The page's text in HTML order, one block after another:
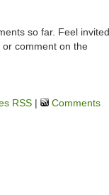
so far. Feel invited
or comment on the
RSS |
Comments